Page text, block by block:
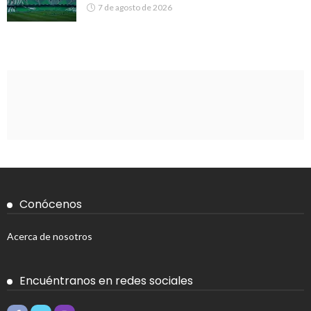
7 de agosto de 2026
Conócenos
Acerca de nosotros
Encuéntranos en redes sociales